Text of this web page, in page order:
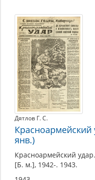
Дятлов Г. С.
Красноармейский
янв.)
Красноармейский
[Б. м.], 1942-. 1943.